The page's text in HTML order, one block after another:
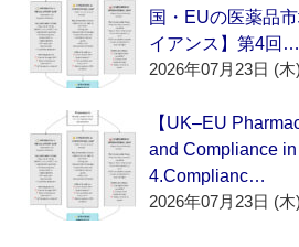
国・EUの医薬品
イアンス】第4回…
2026年07月23日 (木)
【UK–EU
and Compliance in
4.Complianc…
2026年07月23日 (木)